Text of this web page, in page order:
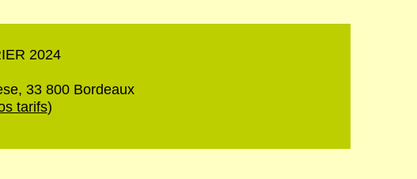
2024
33 800 Bordeaux
tarifs)